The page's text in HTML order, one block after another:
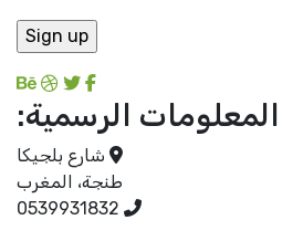
المعلومات الرسمية:
شارع بلجيكا
طنجة، المغرب
0539931832